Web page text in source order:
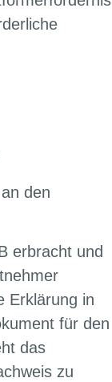
den
erbracht und
Erklärung in
für den
das
zu